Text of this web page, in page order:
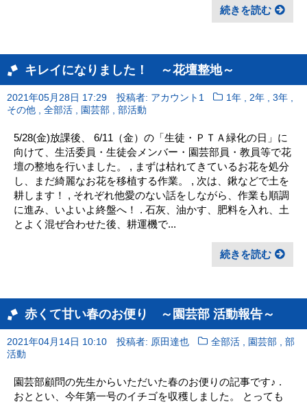
続きを読む
キレイになりました！ ～花壇整地～
2021年05月28日 17:29 投稿者: アカウント1 1年 ,2年 ,3年 ,
その他 , 全部活 , 園芸部 , 部活動
5/28(金)放課後、 6/11（金）の「生徒・ＰＴＡ緑化の日」に
向けて、生活委員・生徒会メンバー・園芸部員・教員等で花
壇の整地を行いました。 , まずは枯れてきているお花を処分
し、まだ綺麗なお花を移植する作業。 , 次は、鍬などで土を
耕します！ , それぞれ他愛のない話をしながら、作業も順調
に進み、いよいよ終盤へ！ . 石灰、油かす、肥料を入れ、土
とよく混ぜ合わせた後、耕運機で...
続きを読む
赤くて甘い春のお便り ～園芸部 活動報告～
2021年04月14日 10:10 投稿者: 原田達也 全部活 , 園芸部 ,部
活動
園芸部顧問の先生からいただいた春のお便りの記事です♪ .
おととい、今年第一号のイチゴを収穫しました。 とっても